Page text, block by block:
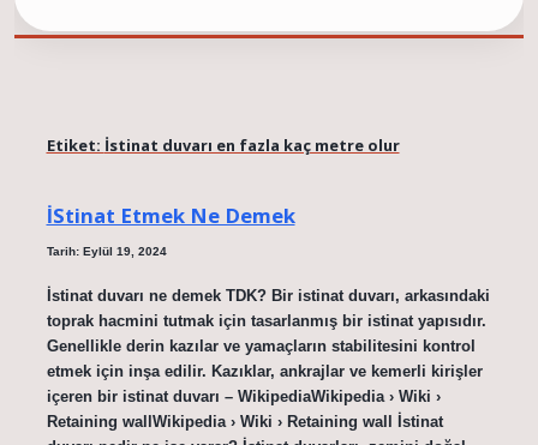
Etiket: İstinat duvarı en fazla kaç metre olur
İStinat Etmek Ne Demek
Tarih: Eylül 19, 2024
İstinat duvarı ne demek TDK? Bir istinat duvarı, arkasındaki
toprak hacmini tutmak için tasarlanmış bir istinat yapısıdır.
Genellikle derin kazılar ve yamaçların stabilitesini kontrol
etmek için inşa edilir. Kazıklar, ankrajlar ve kemerli kirişler
içeren bir istinat duvarı – WikipediaWikipedia › Wiki ›
Retaining wallWikipedia › Wiki › Retaining wall İstinat